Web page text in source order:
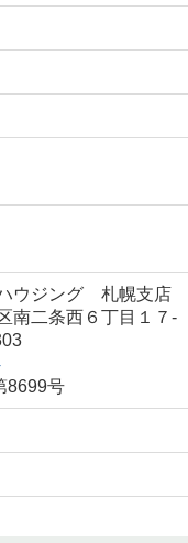
ウジング 札幌支店
南二条西６丁目１７‐
8699号